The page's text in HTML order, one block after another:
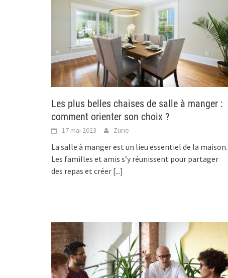
Les plus belles chaises de salle à manger :
comment orienter son choix ?
17 mai 2023 Zurie
La salle à manger est un lieu essentiel de la maison.
Les familles et amis s’y réunissent pour partager
des repas et créer [...]